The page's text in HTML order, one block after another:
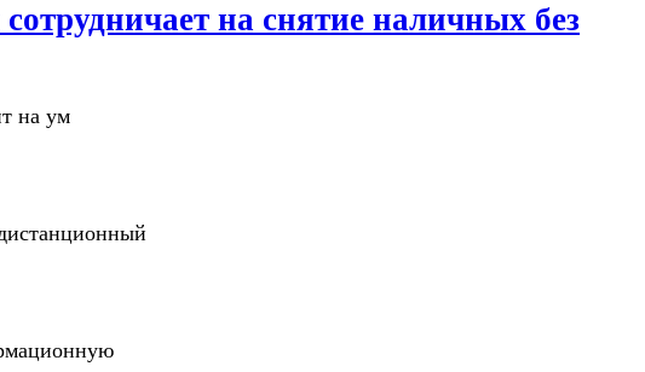
на снятие наличных без
на ум